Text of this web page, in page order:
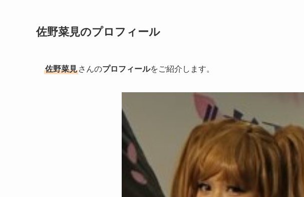
佐野菜見のプロフィール
佐野菜見 さんの プロフィール をご紹介します。